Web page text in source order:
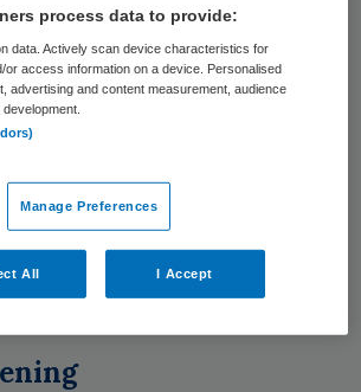
Ab Klink (Volksgezondheid)
(Landbouw) dinsdag hun
aanbieden als ze door hem
verhoord over de Q-
dat de behandeling
Q-koortspatiënten niet
procedures en financiële
process data to provide:
data. Actively scan device characteristics for
or access information on a device. Personalised
advertising and content measurement, audience
Manage Preferences
All I Accept